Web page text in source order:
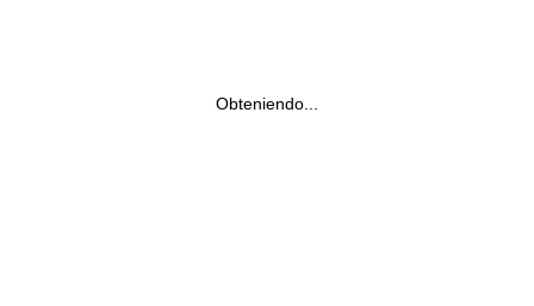
Obteniendo...